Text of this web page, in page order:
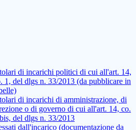
di incarichi politici di cui all'art. 14,
1, del dlgs n. 33/2013 (da pubblicare in
di incarichi di amministrazione, di
o di governo di cui all'art. 14, co.
del dlgs n. 33/2013
dall'incarico (documentazione da